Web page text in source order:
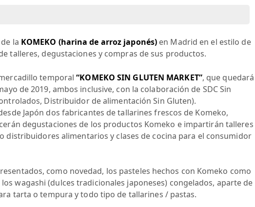
la KOMEKO (harina de arroz japonés) en Madrid en el estilo de
talleres, degustaciones y compras de sus productos.
temporal“KOMEKO SIN GLUTEN MARKET”, que quedará
de 2019, ambos inclusive, con la colaboración de SDC Sin
Distribuidor de alimentación Sin Gluten).
Japón dos fabricantes de tallarines frescos de Komeko,
degustaciones de los productos Komeko e impartirán talleres
distribuidores alimentarios y clases de cocina para el consumidor
como novedad, los pasteles hechos con Komeko como
wagashi (dulces tradicionales japoneses) congelados, aparte de
tarta o tempura y todo tipo de tallarines / pastas.